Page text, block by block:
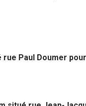
Paul Doumer